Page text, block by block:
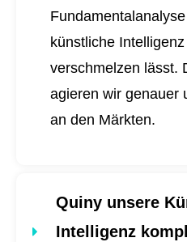
künstliche
verschmelzen lässt.
agieren wir genauer
an den Märkten.
Quiny unsere
Intelligenz